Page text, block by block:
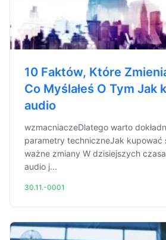
10 Faktów, Które
Co Myślałeś O Tym Jak
audio
wzmacniaczeDlatego warto
parametry techniczneJak kupować
ważne zmiany W dzisiejszych
audio j...
30.11.-0001